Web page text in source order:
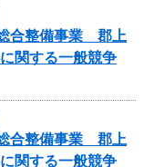
合整備事業 郡上
関する一般競争
合整備事業 郡上
関する一般競争